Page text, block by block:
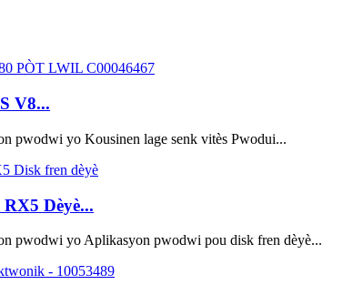
V8...
pwodwi yo Kousinen lage senk vitès Pwodui...
Dèyè...
pwodwi yo Aplikasyon pwodwi pou disk fren dèyè...